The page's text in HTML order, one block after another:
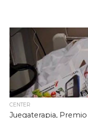
CENTER
Juegaterapia,